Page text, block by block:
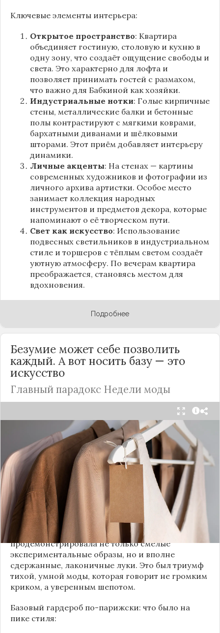
Ключевые элементы интерьера:
Открытое пространство: Квартира
объединяет гостиную, столовую и кухню в
одну зону, что создаёт ощущение свободы и
света. Это характерно для лофта и
позволяет принимать гостей с размахом,
что важно для Бабкиной как хозяйки.
Индустриальные нотки: Голые кирпичные
стены, металлические балки и бетонные
полы контрастируют с мягкими коврами,
бархатными диванами и шёлковыми
шторами. Этот приём добавляет интерьеру
динамики.
Личные акценты: На стенах — картины
современных художников и фотографии из
личного архива артистки. Особое место
занимает коллекция народных
инструментов и предметов декора, которые
напоминают о её творческом пути.
Свет как искусство: Использование
подвесных светильников в индустриальном
стиле и торшеров с тёплым светом создаёт
уютную атмосферу. По вечерам квартира
преображается, становясь местом для
вдохновения.
Подробнее
Безумие может себе позволить
каждый. А вот носить базу — это
искусство
Главный парадокс Недели моды
Принято считать, что Неделя моды в Париже —
это исключительно про безумные тренды, на
которые обычный человек посмотрит с
недоумением. Но самый интересный тренд этого
сезона был обращен к реальной жизни. Показы
доказали: истинная роскошь и мастерство стиля
заключаются не в эпатаже, а в виртуозном
владении базовыми вещами.
Как тонко подметила автор канала «Деловая
косметичка», завершившаяся неделя моды
продемонстрировала не только смелые
экспериментальные образы, но и вполне
сдержанные, лаконичные луки. Это был триумф
тихой, умной моды, которая говорит не громким
криком, а уверенным шепотом.
Базовый гардероб по-парижски: что было на
пике стиля: